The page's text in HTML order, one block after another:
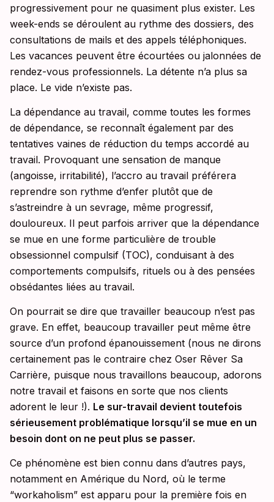
progressivement pour ne quasiment plus exister. Les
week-ends se déroulent au rythme des dossiers, des
consultations de mails et des appels téléphoniques.
Les vacances peuvent être écourtées ou jalonnées de
rendez-vous professionnels. La détente n’a plus sa
place. Le vide n’existe pas.
La dépendance au travail, comme toutes les formes
de dépendance, se reconnaît également par des
tentatives vaines de réduction du temps accordé au
travail. Provoquant une sensation de manque
(angoisse, irritabilité), l’accro au travail préférera
reprendre son rythme d’enfer plutôt que de
s’astreindre à un sevrage, même progressif,
douloureux. Il peut parfois arriver que la dépendance
se mue en une forme particulière de trouble
obsessionnel compulsif (TOC), conduisant à des
comportements compulsifs, rituels ou à des pensées
obsédantes liées au travail.
On pourrait se dire que travailler beaucoup n’est pas
grave. En effet, beaucoup travailler peut même être
source d’un profond épanouissement (nous ne dirons
certainement pas le contraire chez Oser Rêver Sa
Carrière, puisque nous travaillons beaucoup, adorons
notre travail et faisons en sorte que nos clients
adorent le leur !). Le sur-travail devient toutefois
sérieusement problématique lorsqu’il se mue en un
besoin dont on ne peut plus se passer.
Ce phénomène est bien connu dans d’autres pays,
notamment en Amérique du Nord, où le terme
“workaholism” est apparu pour la première fois en